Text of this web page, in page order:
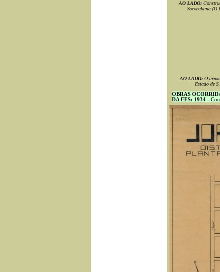
AO LADO:
Sorocabana (O
AO LADO: O
Estado de
OBRAS
DA EFS: 1934 -